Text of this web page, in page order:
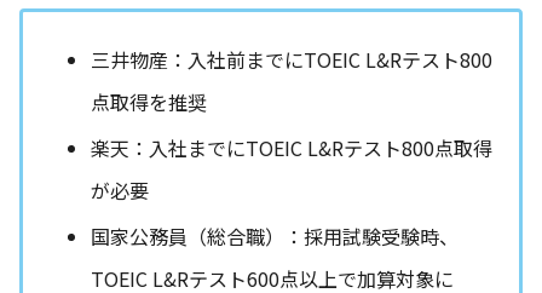
三井物産：入社前までにTOEIC L&Rテスト800
点取得を推奨
楽天：入社までにTOEIC L&Rテスト800点取得
が必要
国家公務員（総合職）：採用試験受験時、
TOEIC L&Rテスト600点以上で加算対象に